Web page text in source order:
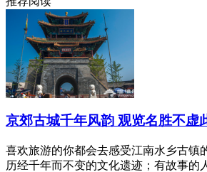
京郊古城千年风韵 观览名胜不虚
喜欢旅游的你都会去感受江南水乡古镇
历经千年而不变的文化遗迹；有故事的